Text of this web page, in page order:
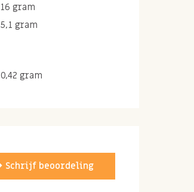
16 gram
5,1 gram
0,42 gram
Schrijf beoordeling